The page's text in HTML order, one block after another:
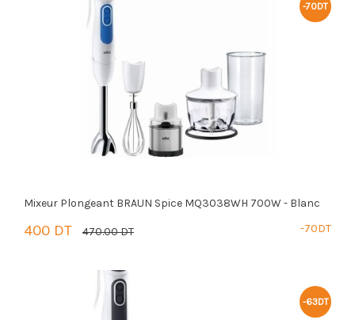
-70DT
Mixeur Plongeant BRAUN Spice MQ3038WH 700W - Blanc
400 DT 470.00 DT -70DT
PANIER
-63DT